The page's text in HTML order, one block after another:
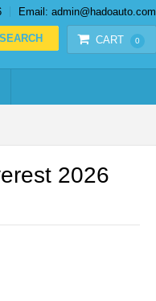
Email: admin@hadoauto.com
CART 0
2026